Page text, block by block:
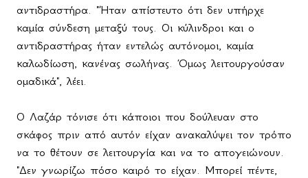
αντιδραστήρα. "Ήταν απίστευτο ότι δεν υπήρχε
καμία σύνδεση μεταξύ τους. Οι κύλινδροι και ο
αντιδραστήρας ήταν εντελώς αυτόνομοι, καμία
καλωδίωση, κανένας σωλήνας. Όμως λειτουργούσαν
ομαδικά", λέει.
Ο Λαζάρ τόνισε ότι κάποιοι που δούλευαν στο
σκάφος πριν από αυτόν είχαν ανακαλύψει τον τρόπο
να το θέτουν σε λειτουργία και να το απογειώνουν.
"Δεν γνωρίζω πόσο καιρό το είχαν. Μπορεί πέντε,